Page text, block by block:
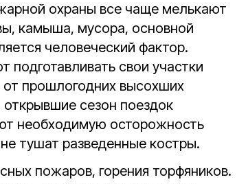
охраны все чаще мелькают
камыша, мусора, основной
человеческий фактор.
подготавливать свои участки
от прошлогодних высохших
сезон поездок
необходимую осторожность
тушат разведенные костры.
пожаров, горения торфяников.